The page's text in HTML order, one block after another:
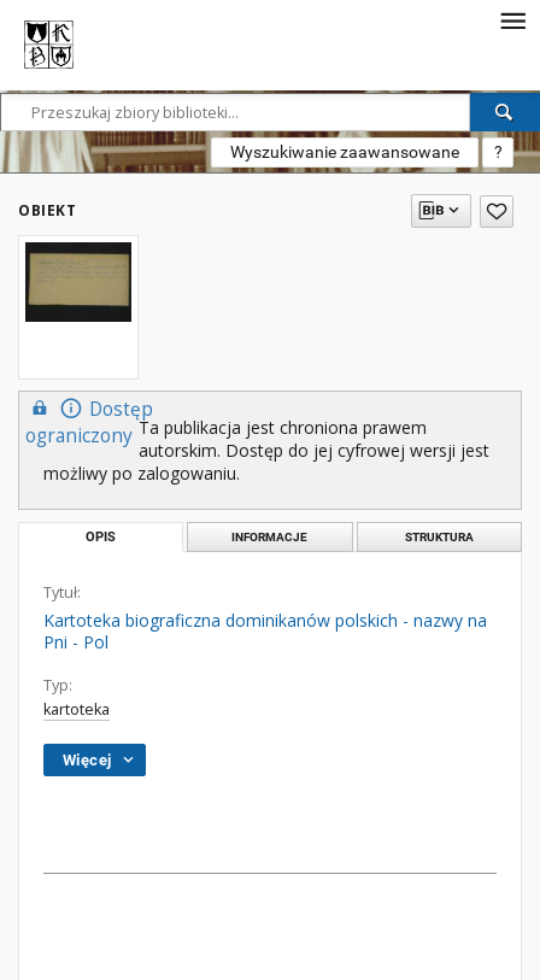
Wyszukiwanie zaawansowane ?
OBIEKT
Dostęp
ograniczony Ta publikacja jest chroniona prawem
autorskim. Dostęp do jej cyfrowej wersji jest
możliwy po zalogowaniu.
OPIS INFORMACJE STRUKTURA
Tytuł:
Kartoteka biograficzna dominikanów polskich - nazwy na
Pni - Pol
Typ:
kartoteka
Więcej